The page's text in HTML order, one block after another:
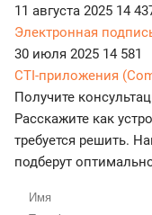
11 августа 2025 14
Электронная
30 июля 2025 14 581
CTI-приложения
Получите
Расскажите как
требуется решить.
подберут